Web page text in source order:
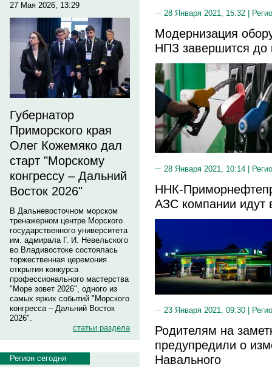
27 Мая 2026, 13:29
Губернатор
Приморского края
Олег Кожемяко дал
старт "Морскому
конгрессу – Дальний
Восток 2026"
В Дальневосточном морском
тренажерном центре Морского
государственного университета
им. адмирала Г. И. Невельского
во Владивостоке состоялась
торжественная церемония
открытия конкурса
профессионального мастерства
"Море зовет 2026", одного из
самых ярких событий "Морского
конгресса – Дальний Восток
2026".
статьи раздела
Регион сегодня
28 Января 2021, 15:32 |
Модернизация
НПЗ завершится до
28 Января 2021, 10:14 |
ННК-
АЗС компании идут
23 Января 2021, 09:30 |
Родителям на
предупредили о
Навального